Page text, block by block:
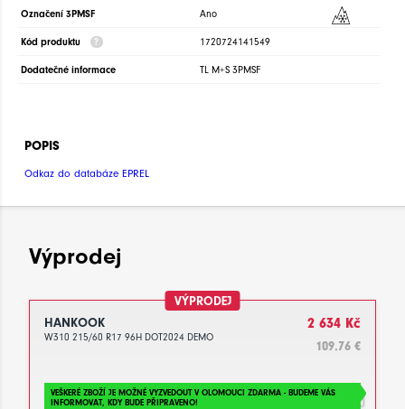
Označení 3PMSF Ano
Kód produktu 1720724141549
Dodatečné informace TL M+S 3PMSF
POPIS
Odkaz do databáze EPREL
Výprodej
VÝPRODEJ
HANKOOK
W310 215/60 R17 96H DOT2024 DEMO
2 634 Kč
109.76 €
VEŠKERÉ ZBOŽÍ JE MOŽNÉ VYZVEDOUT V OLOMOUCI ZDARMA - BUDEME VÁS
INFORMOVAT, KDY BUDE PŘIPRAVENO!